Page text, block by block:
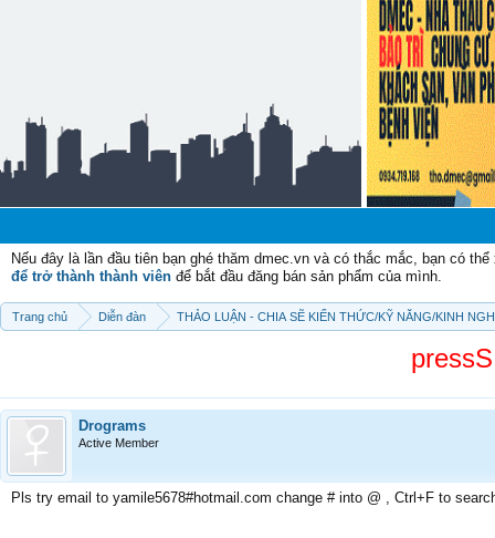
Nếu đây là lần đầu tiên bạn ghé thăm dmec.vn và có thắc mắc, bạn có
để trở thành thành viên để bắt đầu đăng bán sản phẩm của mình.
Trang chủ Diễn đàn THẢO LUẬN - CHIA SẼ KIẾN THỨC/KỸ NĂNG/KINH
Drograms
Active Member
Pls try email to yamile5678#hotmail.com change # into @ , Ctrl+F to